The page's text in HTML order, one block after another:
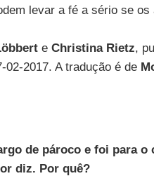
levar a fé a sério se
e Christina Rietz,
02-2017. A tradução é de
de pároco e foi para o
diz. Por quê?